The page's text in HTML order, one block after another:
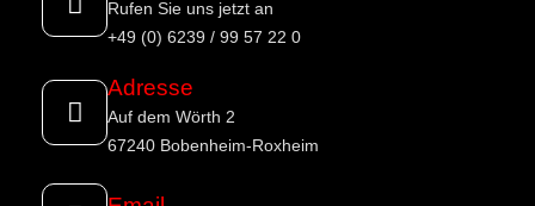
Rufen Sie uns jetzt an
+49 (0) 6239 / 99 57 22 0
Adresse
Auf dem Wörth 2
67240 Bobenheim-Roxheim